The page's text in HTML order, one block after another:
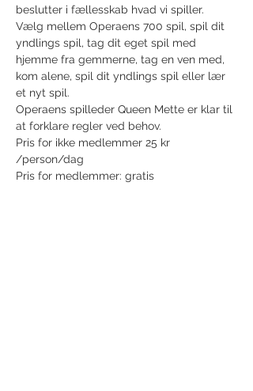
beslutter i fællesskab hvad vi spiller.
Vælg mellem Operaens 700 spil, spil dit
yndlings spil, tag dit eget spil med
hjemme fra gemmerne, tag en ven med,
kom alene, spil dit yndlings spil eller lær
et nyt spil.
Operaens spilleder Queen Mette er klar til
at forklare regler ved behov.
Pris for ikke medlemmer 25 kr
/person/dag
Pris for medlemmer: gratis